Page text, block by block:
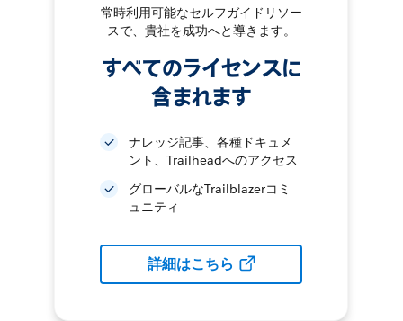
常時利用可能なセルフガイドリソー
スで、貴社を成功へと導きます。
すべてのライセンスに
含まれます
ナレッジ記事、各種ドキュメ
ント、Trailheadへのアクセス
グローバルなTrailblazerコミ
ュニティ
詳細はこちら